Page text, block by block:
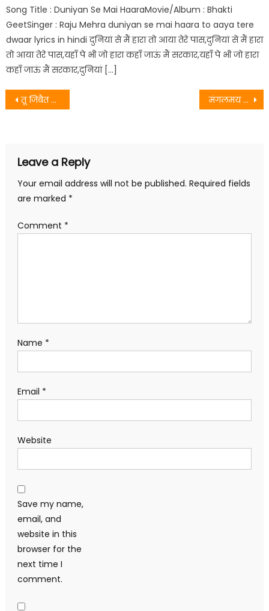
Song Title : Duniyan Se Mai HaaraMovie/Album : Bhakti
GeetSinger : Raju Mehra duniyan se mai haara to aaya tere
dwaar lyrics in hindi दुनियां से मैं हारा तो आया तेरे पास,दुनियां से मैं हारा
तो आया तेरे पास,यहाँ पे भी जो हारा कहाँ जाऊं मैं सरकार,यहाँ पे भी जो हारा
कहाँ जाऊं मैं सरकार,दुनियां […]
Post
तू जिबैत रहिहैं – Vikash Jha VJ मंगलमय दिन आजु हे, पाहुन छथि आयल
Leave a Reply
Your email address will not be published. Required fields
are marked *
Comment *
Name *
Email *
Website
Save my name,
email, and
website in this
browser for the
next time I
comment.